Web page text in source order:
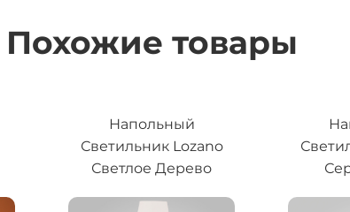
Похожие товары
Напольный
Светильник Lozano
Светлое Дерево